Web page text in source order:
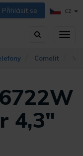
Přihlásit se CZ
Vyhledávání
Comelit
4,3"